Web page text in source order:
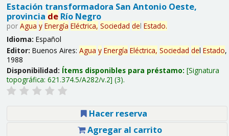
Estación transformadora San Antonio Oeste,
provincia deRío Negro
por Agua y Energía Eléctrica, Sociedad del Estado.
Idioma: Español
Editor: Buenos Aires: Agua y Energía Eléctrica, Sociedad del Estado,
1988
Disponibilidad: Ítems disponibles para préstamo: Signatura
topográfica: 621.374.5/A282/v.2 (3).
Hacer reserva
Agregar al carrito